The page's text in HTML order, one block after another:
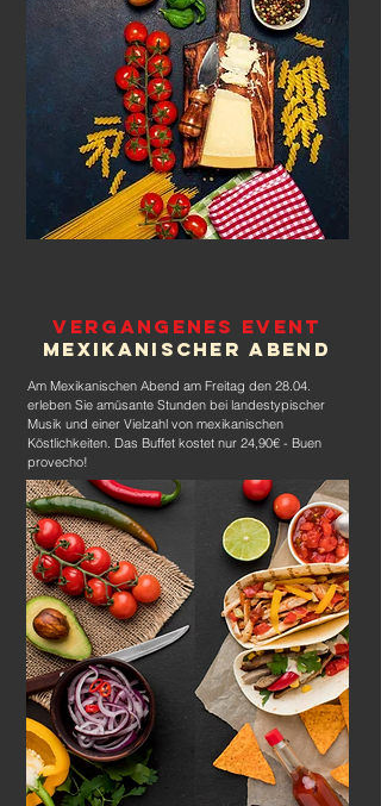
Vergangenes Event
Mexikanischer Abend
Am Mexikanischen Abend am Freitag den 28.04.
erleben Sie amüsante Stunden bei landestypischer
Musik und einer Vielzahl von mexikanischen
Köstlichkeiten. Das Buffet kostet nur 24,90€ - Buen
provecho!